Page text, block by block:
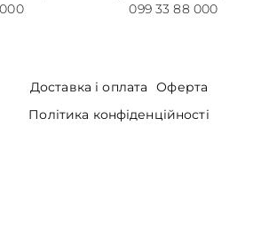
099 33 88 000
Доставка і оплата
Оферта
Політика конфіденційності